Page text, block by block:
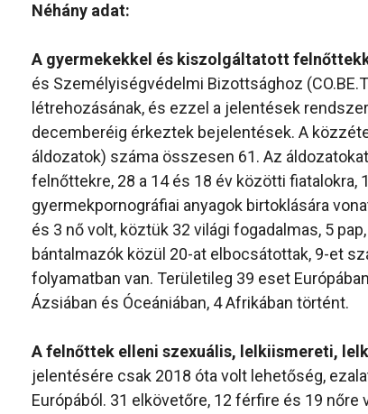
Néhány adat:
A gyermekekkel és kiszolgáltatott
és Személyiségvédelmi Bizottsághoz
létrehozásának, és ezzel a jelentések
decemberéig érkeztek bejelentések. A
áldozatok) száma összesen 61. Az
felnőttekre, 28 a 14 és 18 év közötti fiatalokra,
gyermekpornográfiai anyagok birtoklására
és 3 nő volt, köztük 32 világi fogadalmas, 5
bántalmazók közül 20-at elbocsátottak, 9-et
folyamatban van. Területileg 39 eset
Ázsiában és Óceániában, 4 Afrikában történt.
A felnőttek elleni szexuális, lelkiismereti,
jelentésére csak 2018 óta volt lehetőség,
Európából. 31 elkövetőre, 12 férfire és 19